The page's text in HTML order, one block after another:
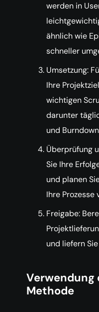
werden in
ähnlich wie
schneller
Umsetzung:
Ihre
wichtigen
darunter
und
Überprüfung
Sie Ihre
und planen
Ihre Prozesse
Freigabe:
und liefern
Verwendung
Methode